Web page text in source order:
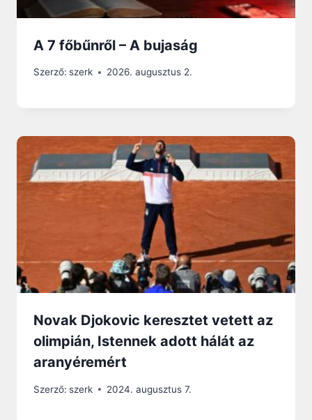
A 7 főbűnről – A bujaság
Szerző: szerk 2026. augusztus 2.
Novak Djokovic keresztet vetett az
olimpián, Istennek adott hálát az
aranyéremért
Szerző: szerk 2024. augusztus 7.